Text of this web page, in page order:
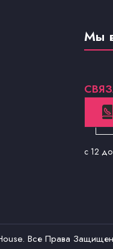
Мы
с 12
. Все Права